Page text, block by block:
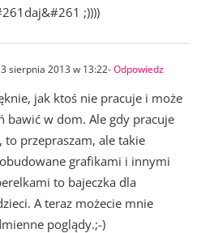
;))))
sierpnia 2013 w 13:22- Odpowiedz
jak ktoś nie pracuje i może
bawić w dom. Ale gdy pracuje
to przepraszam, ale takie
grafikami i innymi
to bajeczka dla
A teraz możecie mnie
poglądy.;-)